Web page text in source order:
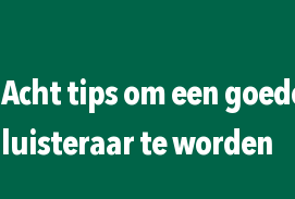
Acht tips om een
luisteraar te worden
> Ga verder